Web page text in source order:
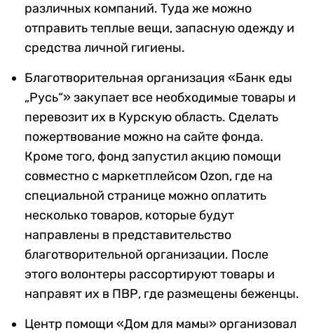
различных компаний. Туда же можно
отправить теплые вещи, запасную одежду и
средства личной гигиены.
Благотворительная организация «Банк еды
„Русь“» закупает все необходимые товары и
перевозит их в Курскую область. Сделать
пожертвование можно на сайте фонда.
Кроме того, фонд запустил акцию помощи
совместно с маркетплейсом Ozon, где на
специальной странице можно оплатить
несколько товаров, которые будут
направлены в представительство
благотворительной организации. После
этого волонтеры рассортируют товары и
направят их в ПВР, где размещены беженцы.
Центр помощи «Дом для мамы» организовал